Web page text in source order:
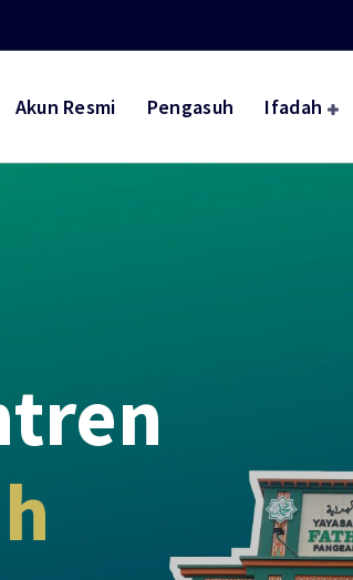
Akun Resmi Pengasuh Ifadah